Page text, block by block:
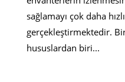
sağlamayı çok daha
gerçekleştirmektedir.
hususlardan biri...